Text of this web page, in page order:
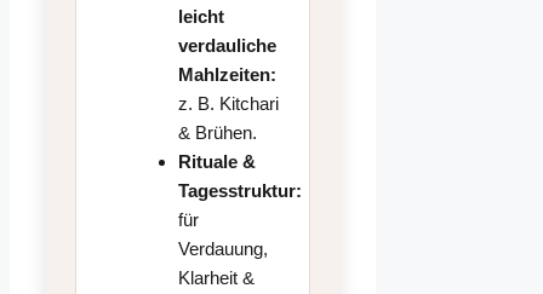
leicht
verdauliche
Mahlzeiten:
z. B. Kitchari
& Brühen.
Rituale &
Tagesstruktur:
für
Verdauung,
Klarheit &